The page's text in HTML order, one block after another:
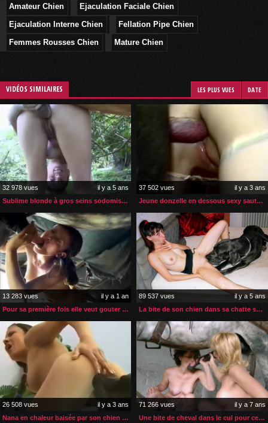
Amateur Chien
Ejaculation Faciale Chien
Ejaculation Interne Chien
Fellation Pipe Chien
Femmes Rousses Chien
Mature Chien
VIDÉOS SIMILAIRES LES PLUS VUES DATE
32 978 vues
il y a 5 ans
Sublime blonde à gros seins sodomisée par son cheval
37 502 vues
il y a 3 ans
Jeune donzelle en dessous sexy sautée par son gros chien
13 283 vues
il y a 1 an
Pour sa première fois elle veut gouter au sperme de son cheval
89 537 vues
il y a 5 ans
La bite de son chien dans sa chatte son cul et sa bouche
26 508 vues
il y a 3 ans
Nana en chaleur baisée par son chien plusieurs fois par jour
71 266 vues
il y a 7 ans
Une bite de cheval dans le cul pour cette MILF et sa jeune amie